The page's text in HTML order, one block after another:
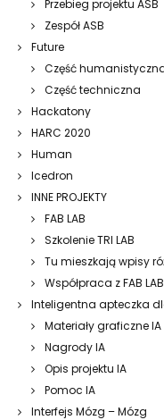
Przebieg projektu ASB
Zespół ASB
Future
Część
Część techniczna
Hackatony
HARC 2020
Human
Icedron
INNE PROJEKTY
FAB LAB
Szkolenie TRI LAB
Tu mieszkają wpisy
Współpraca z FAB LAB
Inteligentna apteczka
Materiały graficzne IA
Nagrody IA
Opis projektu IA
Pomoc IA
Interfejs Mózg – Mózg